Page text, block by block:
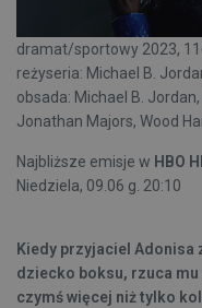
dramat/sportowy 2023,
reżyseria: Michael B.
obsada: Michael B.
Jonathan Majors, Wood
Najbliższe emisje w HBO
Niedziela, 09.06 g. 20:10
Kiedy przyjaciel
dziecko boksu, rzuca
czymś więcej niż tylko